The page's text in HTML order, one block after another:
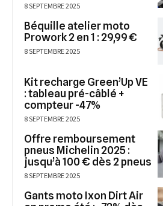
8 SEPTEMBRE 2025
Béquille atelier moto
Prowork 2 en 1 : 29,99 €
8 SEPTEMBRE 2025
Kit recharge Green’Up VE
: tableau pré-câblé +
compteur -47%
8 SEPTEMBRE 2025
Offre remboursement
pneus Michelin 2025 :
jusqu’à 100 € dès 2 pneus
8 SEPTEMBRE 2025
Gants moto Ixon Dirt Air